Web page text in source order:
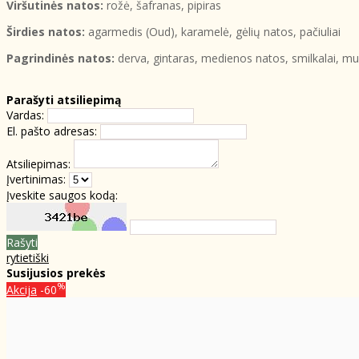
Viršutinės natos: rožė, šafranas, pipiras
Širdies natos: agarmedis (Oud), karamelė, gėlių natos, pačiuliai
Pagrindinės natos: derva, gintaras, medienos natos, smilkalai,
Parašyti atsiliepimą
Vardas:
El. pašto adresas:
Atsiliepimas:
Įvertinimas:
Įveskite saugos kodą:
Rašyti
rytietiški
Susijusios prekės
Akcija -60%